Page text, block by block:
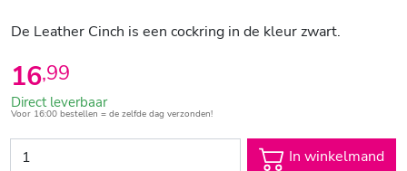
De Leather Cinch is een cockring in de kleur zwart.
16,99
Direct leverbaar
Voor 16:00 bestellen = de zelfde dag verzonden!
In winkelmand